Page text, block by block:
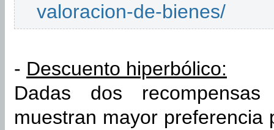
valoracion-de-bienes/
- Descuento hiperbólico:
Dadas dos
muestran mayor